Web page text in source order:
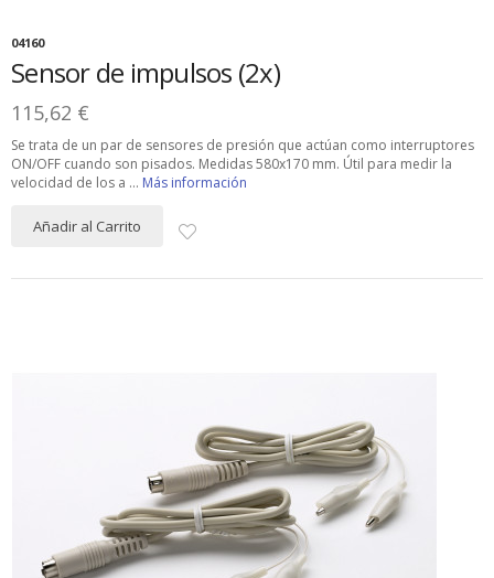
04160
Sensor de impulsos (2x)
115,62 €
Se trata de un par de sensores de presión que actúan como interruptores
ON/OFF cuando son pisados. Medidas 580x170 mm. Útil para medir la
velocidad de los a ... Más información
Añadir al Carrito